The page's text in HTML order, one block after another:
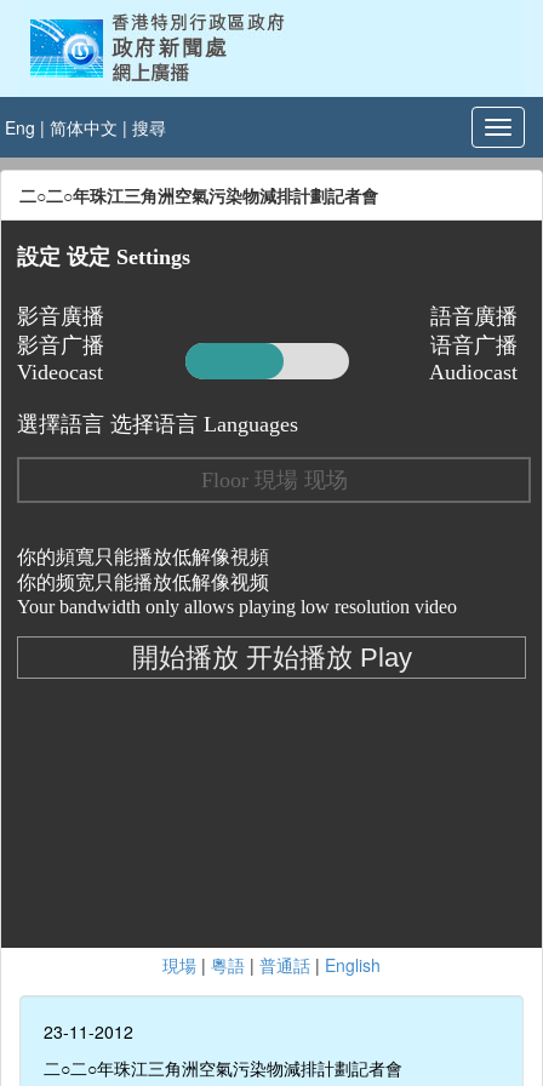
Eng | 简体中文 | 搜尋
二○二○年珠江三角洲空氣污染物減排計劃記者會
現場 | 粵語 | 普通話 | English
23-11-2012
二○二○年珠江三角洲空氣污染物減排計劃記者會